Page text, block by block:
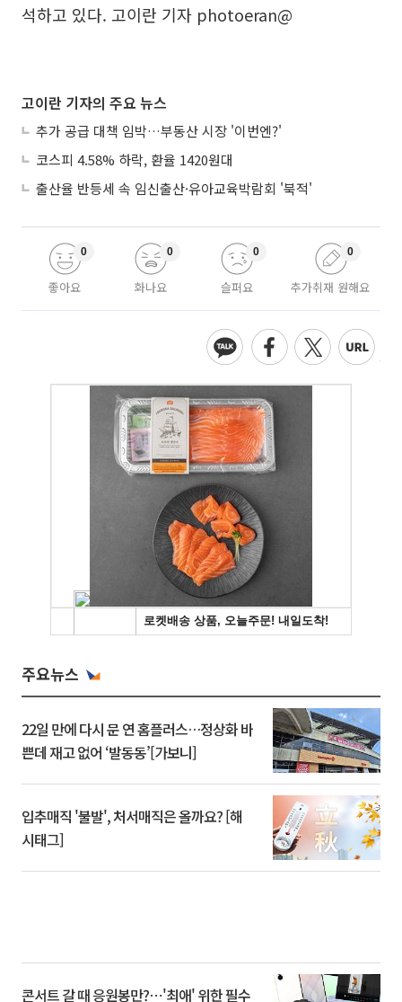
석하고 있다. 고이란 기자 photoeran@
고이란 기자의 주요 뉴스
추가 공급 대책 임박…부동산 시장 '이번엔?'
코스피 4.58% 하락, 환율 1420원대
출산율 반등세 속 임신출산·유아교육박람회 '북적'
좋아요
0
화나요
0
슬퍼요
0
추가취재 원해요
0
주요뉴스
22일 만에 다시 문 연 홈플러스…정상화 바
쁜데 재고 없어 ‘발동동’[가보니]
입추매직 '불발', 처서매직은 올까요? [해
시태그]
콘서트 갈 때 응원봉만?⋯'최애' 위한 필수